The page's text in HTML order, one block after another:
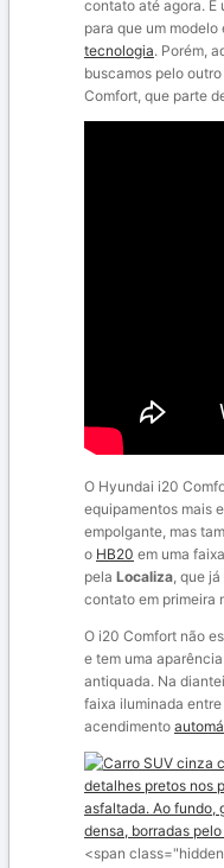
contato até agora. É
para que um
tecnologia. Porém,
buscamos pelo
Comfort, que parte
O Hyundai i20
equipamentos mais
empolgante, mas
o HB20 em uma
pela Localiza , que
contato em primeira
O i20 Comfort não
e tem uma
antiquada. Na
faixa iluminada
acendimento
<span